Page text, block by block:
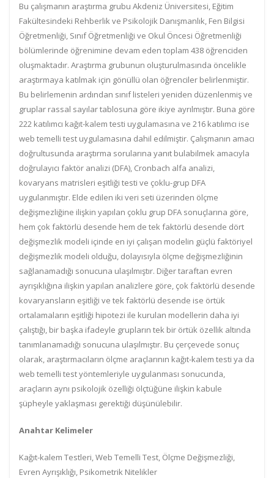
Bu çalışmanın araştırma grubu Akdeniz Üniversitesi, Eğitim
Fakültesindeki Rehberlik ve Psikolojik Danışmanlık, Fen Bilgisi
Öğretmenliği, Sınıf Öğretmenliği ve Okul Öncesi Öğretmenliği
bölümlerinde öğrenimine devam eden toplam 438 öğrenciden
oluşmaktadır. Araştırma grubunun oluşturulmasında öncelikle
araştırmaya katılmak için gönüllü olan öğrenciler belirlenmiştir.
Bu belirlemenin ardından sınıf listeleri yeniden düzenlenmiş ve
gruplar rassal sayılar tablosuna göre ikiye ayrılmıştır. Buna göre
222 katılımcı kağıt-kalem testi uygulamasına ve 216 katılımcı ise
web temelli test uygulamasına dahil edilmiştir. Çalışmanın amacı
doğrultusunda araştırma sorularına yanıt bulabilmek amacıyla
doğrulayıcı faktör analizi (DFA), Cronbach alfa analizi,
kovaryans matrisleri eşitliği testi ve çoklu-grup DFA
uygulanmıştır. Elde edilen iki veri seti üzerinden ölçme
değişmezliğine ilişkin yapılan çoklu grup DFA sonuçlarına göre,
hem çok faktörlü desende hem de tek faktörlü desende dört
değişmezlik modeli içinde en iyi çalışan modelin güçlü faktöriyel
değişmezlik modeli olduğu, dolayısıyla ölçme değişmezliğinin
sağlanamadığı sonucuna ulaşılmıştır. Diğer taraftan evren
ayrışıklığına ilişkin yapılan analizlere göre, çok faktörlü desende
kovaryansların eşitliği ve tek faktörlü desende ise örtük
ortalamaların eşitliği hipotezi ile kurulan modellerin daha iyi
çalıştığı, bir başka ifadeyle grupların tek bir örtük özellik altında
tanımlanamadığı sonucuna ulaşılmıştır. Bu çerçevede sonuç
olarak, araştırmacıların ölçme araçlarının kağıt-kalem testi ya da
web temelli test yöntemleriyle uygulanması sonucunda,
araçların aynı psikolojik özelliği ölçtüğüne ilişkin kabule
şüpheyle yaklaşması gerektiği düşünülebilir.
Anahtar Kelimeler
Kağıt-kalem Testleri, Web Temelli Test, Ölçme Değişmezliği,
Evren Ayrışıklığı, Psikometrik Nitelikler